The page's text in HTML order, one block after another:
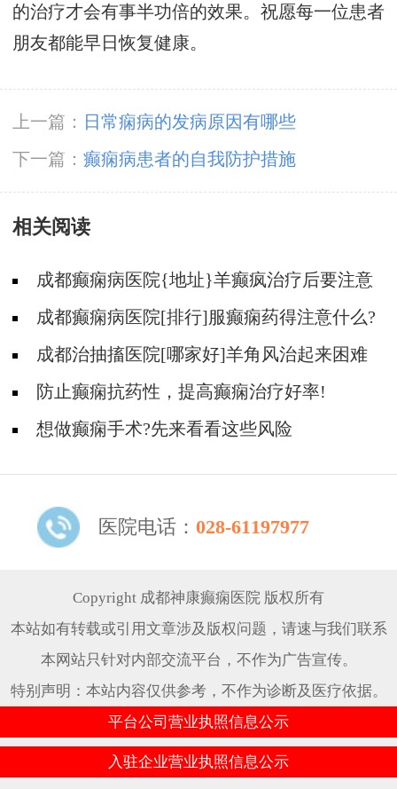
的治疗才会有事半功倍的效果。祝愿每一位患者
朋友都能早日恢复健康。
上一篇：
日常痫病的发病原因有哪些
下一篇： 癫痫病患者的自我防护措施
相关阅读
成都癫痫病医院{地址}羊癫疯治疗后要注意
什么?成都癫痫病医院[排行]服癫痫药得注意什么?
成都治抽搐医院[哪家好]羊角风治起来困难
吗？防止癫痫抗药性，提高癫痫治疗好率!
想做癫痫手术?先来看看这些风险
医院电话： 028-61197977
Copyright 成都神康癫痫医院 版权所有
本站如有转载或引用文章涉及版权问题，请速与我们联系
本网站只针对内部交流平台，不作为广告宣传。
特别声明：本站内容仅供参考，不作为诊断及医疗依据。
平台公司营业执照信息公示
入驻企业营业执照信息公示